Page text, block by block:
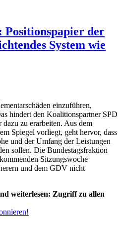
Positionspapier der
System wie
einzuführen,
hindert den Koalitionspartner SPD
zu erarbeiten. Aus dem
Spiegel vorliegt, geht hervor, dass
und der Umfang der Leistungen
sollen. Die Bundestagsfraktion
Sitzungswoche
und dem GDV nicht
weiterlesen: Zugriff zu allen